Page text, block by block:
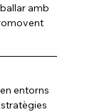
amb
entorns